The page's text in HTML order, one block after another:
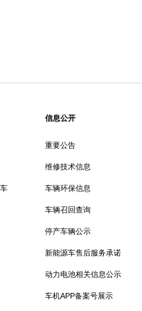
信息公开
重要公告
维修技术信息
车辆环保信息
车辆召回查询
停产车辆公示
新能源车售后服务承诺
动力电池相关信息公示
车机APP备案号展示